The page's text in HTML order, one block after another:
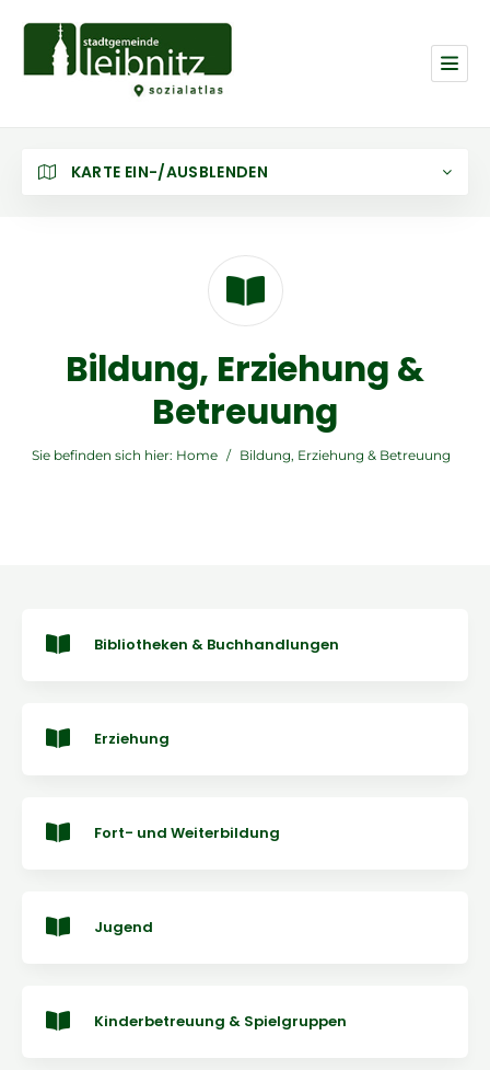
KARTE EIN-/AUSBLENDEN
Bildung, Erziehung &
Betreuung
Sie befinden sich hier: Home / Bildung, Erziehung & Betreuung
Bibliotheken & Buchhandlungen
Erziehung
Fort- und Weiterbildung
Jugend
Kinderbetreuung & Spielgruppen